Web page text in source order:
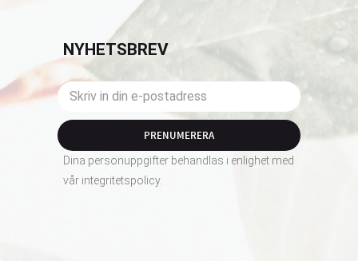
NYHETSBREV
PRENUMERERA
Dina personuppgifter behandlas i enlighet med
vår integritetspolicy.